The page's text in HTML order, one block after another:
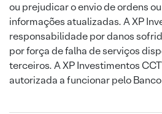
ou prejudicar o envio de ordens
informações atualizadas. A XP
responsabilidade por danos
por força de falha de serviços
terceiros. A XP Investimentos
autorizada a funcionar pelo